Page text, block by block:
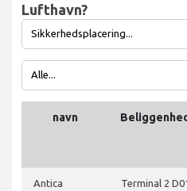
Lufthavn?
navn
Antica
Terminal 2